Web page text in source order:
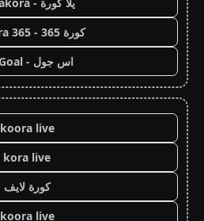
كورة 365 - kooora 365
اس جول - AS Goal
koora live
kora live
كورة لايف
koora live